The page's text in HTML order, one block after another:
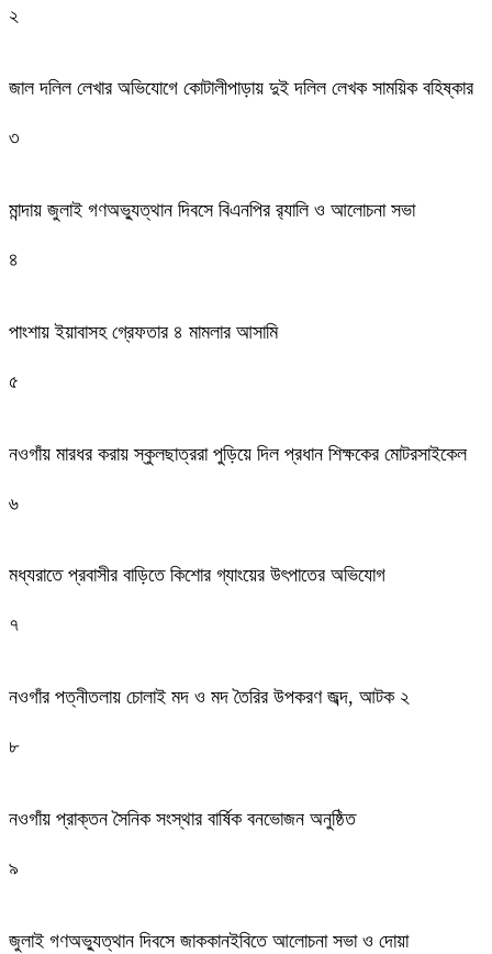
২
জাল দলিল লেখার অভিযোগে কোটালীপাড়ায় দুই দলিল লেখক সাময়িক বহিষ্কার
৩
মান্দায় জুলাই গণঅভ্যুত্থান দিবসে বিএনপির র‍্যালি ও আলোচনা সভা
৪
পাংশায় ইয়াবাসহ গ্রেফতার ৪ মামলার আসামি
৫
নওগাঁয় মারধর করায় স্কুলছাত্ররা পুড়িয়ে দিল প্রধান শিক্ষকের মোটরসাইকেল
৬
মধ্যরাতে প্রবাসীর বাড়িতে কিশোর গ্যাংয়ের উৎপাতের অভিযোগ
৭
নওগাঁর পত্নীতলায় চোলাই মদ ও মদ তৈরির উপকরণ জব্দ, আটক ২
৮
নওগাঁয় প্রাক্তন সৈনিক সংস্থার বার্ষিক বনভোজন অনুষ্ঠিত
৯
জুলাই গণঅভ্যুত্থান দিবসে জাককানইবিতে আলোচনা সভা ও দোয়া